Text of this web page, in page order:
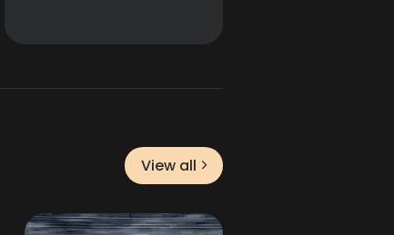
View all